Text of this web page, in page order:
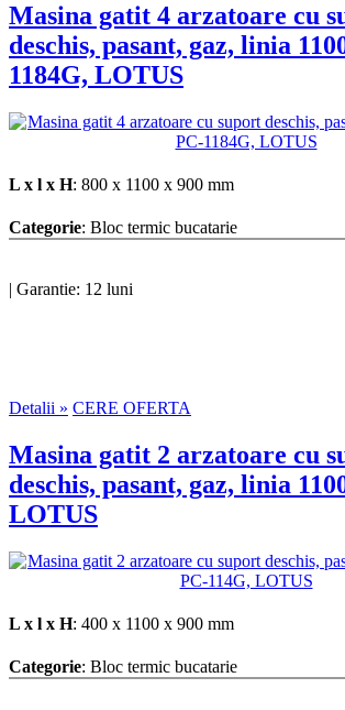
Masina gatit 4 arzatoare cu
deschis, pasant, gaz, linia
1184G, LOTUS
L x l x H: 800 x 1100 x 900 mm
Categorie: Bloc termic bucatarie
| Garantie: 12 luni
Detalii » CERE OFERTA
Masina gatit 2 arzatoare cu
deschis, pasant, gaz, linia
LOTUS
L x l x H: 400 x 1100 x 900 mm
Categorie: Bloc termic bucatarie